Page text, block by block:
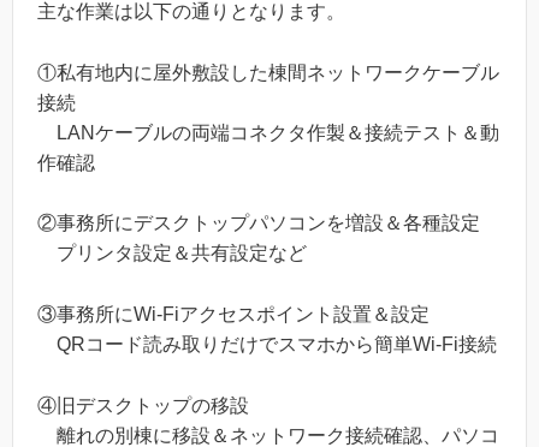
主な作業は以下の通りとなります。
①私有地内に屋外敷設した棟間ネットワークケーブル
接続
LANケーブルの両端コネクタ作製＆接続テスト＆動
作確認
②事務所にデスクトップパソコンを増設＆各種設定
プリンタ設定＆共有設定など
③事務所にWi-Fiアクセスポイント設置＆設定
QRコード読み取りだけでスマホから簡単Wi-Fi接続
④旧デスクトップの移設
離れの別棟に移設＆ネットワーク接続確認、パソコ